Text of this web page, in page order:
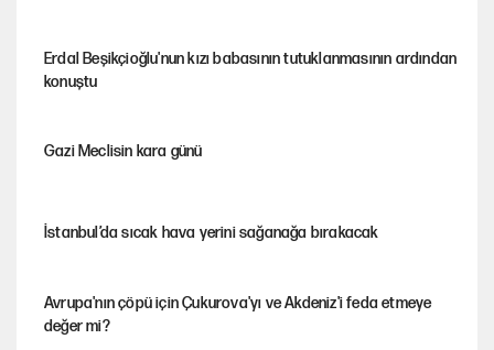
Erdal Beşikçioğlu'nun kızı babasının tutuklanmasının ardından
konuştu
Gazi Meclisin kara günü
İstanbul’da sıcak hava yerini sağanağa bırakacak
Avrupa'nın çöpü için Çukurova'yı ve Akdeniz'i feda etmeye
değer mi?